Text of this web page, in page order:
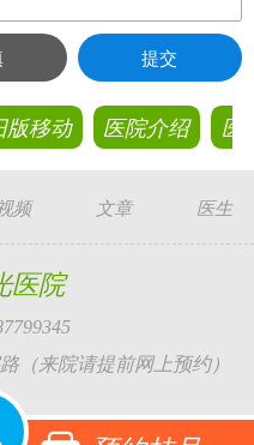
提交
版移动 医院介绍 医
频 文章 医生
医院
（来院请提前网上预约）